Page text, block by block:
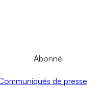
Abonné
de presse